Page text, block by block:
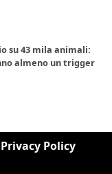
su 43 mila animali:
almeno un trigger
Privacy Policy